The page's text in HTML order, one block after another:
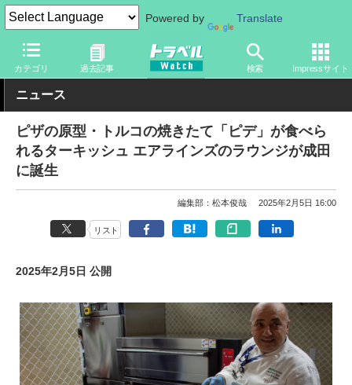
Powered by Translate
カテゴリ 過去記事 検索 Impressサイト
トラベル Watch 企業・政府・官庁 海外エアライン
ニュース
ピザの原型・トルコの焼きたて「ピデ」が食べら
れるターキッシュ エアラインズのラウンジが成田
に誕生
編集部：松本俊哉 2025年2月5日 16:00
リスト
2025年2月5日 公開